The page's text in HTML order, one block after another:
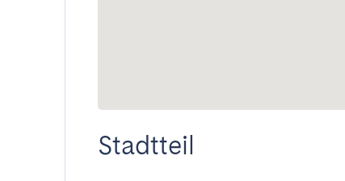
Stadtteil